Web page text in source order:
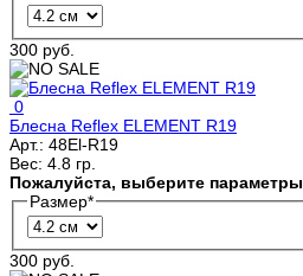
300 руб.
0
Блесна Reflex ELEMENT R19
Арт.: 48El-R19
Вес: 4.8 гр.
Пожалуйста, выберите параметры
Размер*
300 руб.